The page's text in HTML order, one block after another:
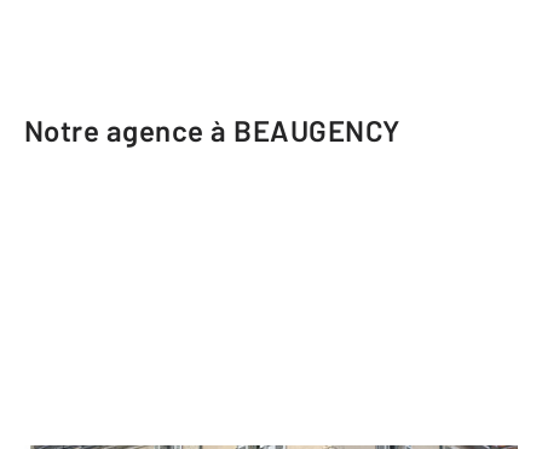
Notre agence à BEAUGENCY